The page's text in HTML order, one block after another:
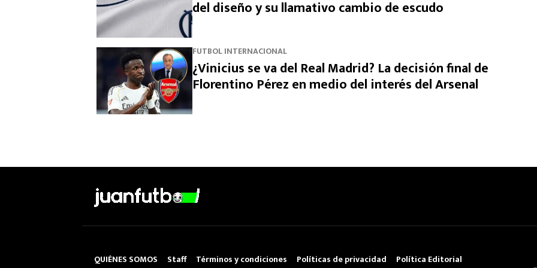
del diseño y su llamativo cambio de escudo
FUTBOL INTERNACIONAL
¿Vinicius se va del Real Madrid? La decisión final de
Florentino Pérez en medio del interés del Arsenal
QUIÉNES SOMOS Staff Términos y condiciones Políticas de privacidad Política Editorial